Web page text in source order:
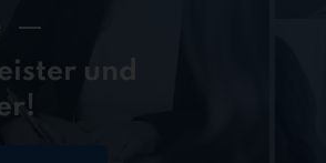
und